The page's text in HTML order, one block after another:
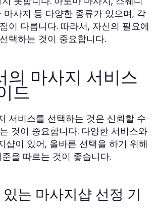
마사지 등 다양한 종류가 있으며, 각
이 다릅니다. 따라서, 자신의 필요에
택하는 것이 중요합니다.
의 마사지 서비스
드
서비스를 선택하는 것은 신뢰할 수
것이 중요합니다. 다양한 서비스와
샵이 있어, 올바른 선택을 하기 위해
을 따르는 것이 좋습니다.
는 마사지샵 선정 기